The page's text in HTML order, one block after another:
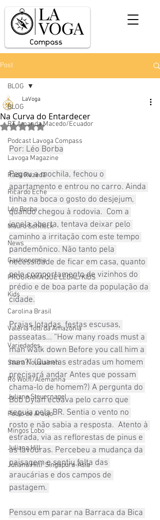
Post
BLOG
RT Amanda Macedo/Ecuador
Podcast Lavoga Compass
Lavoga Magazine
Rada Rezedá
Ricardo Eche
Léo Borba
Mauro Schlieck
News
Gastronomia
PROGRAMA QUE LEGAL/KIDS
Kids
Carolina Brasil
Valéria Totti da Amazônia
Variedades
Saara Nousiainen
Rô Wolfl/Alemanha
Juliana Steuernagel
Paulo de Araújo
Mingos Lobo
Juliana Hill
Juliana Hill/ Singapura-Ásia
BLOG
Na Curva do Entardecer
LaVoga
Avaliado com NaN de 5 estrelas.
Por: Léo Borba
Pegou a mochila, fechou o
apartamento e entrou no carro. Ainda
tinha na boca o gosto do desjejum,
quando chegou à rodovia.  Com a
janela aberta, tentava deixar pelo
caminho a irritação com este tempo
pandemônico. Não tanto pela
necessidade de ficar em casa, quanto
pelo comportamento de vizinhos do
prédio e de boa parte da população da
cidade.
Praias lotadas, festas escusas,
passeatas... “How many roads must a
man walk down Before you call him a
man?” (Quantas estradas um homem
precisará andar Antes que possam
chama-lo de homem?) A pergunta do
Bob Dylan ecoava pelo carro que
seguia pela BR. Sentia o vento no
rosto e não sabia a resposta.  Atento à
estrada, via as reflorestas de pinus e
as lavouras. Percebeu a mudança da
paisagem e sentiu falta das
araucárias e dos campos de
pastagem.
Pensou em parar na Barraca da Bica